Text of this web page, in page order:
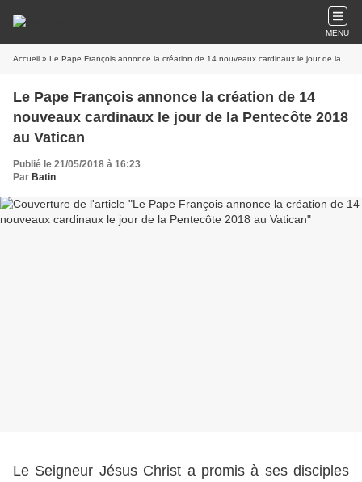
MENU
Accueil » Le Pape François annonce la création de 14 nouveaux cardinaux le jour de la Pentecôte 2018 au Vatican
Le Pape François annonce la création de 14
nouveaux cardinaux le jour de la Pentecôte 2018
au Vatican
Publié le 21/05/2018 à 16:23
Par Batin
Le Seigneur Jésus Christ a promis à ses disciples